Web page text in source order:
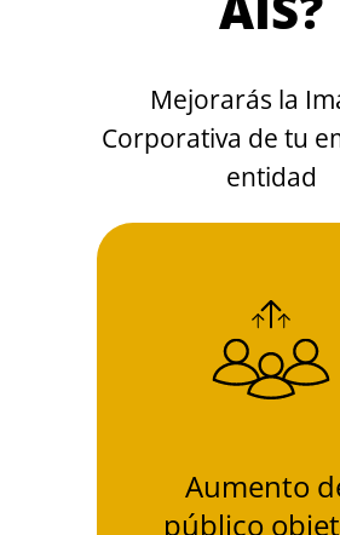
Mejorarás la
Corporativa de tu
entidad
Aumento
público